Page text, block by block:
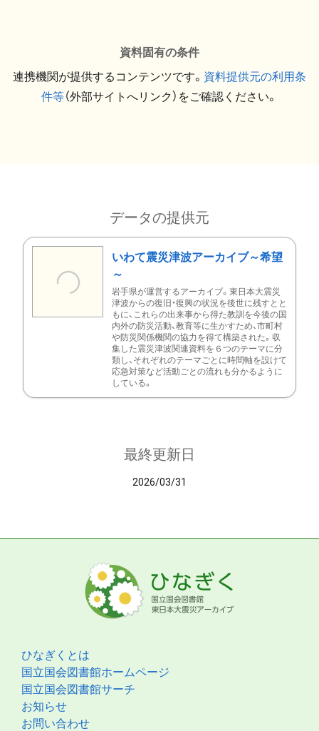
資料固有の条件
連携機関が提供するコンテンツです。 資料提供元の利用条
件等（外部サイトへリンク）をご確認ください。
データの提供元
いわて震災津波アーカイブ～希望
～
岩手県が運営するアーカイブ。東日本大震災
津波からの復旧・復興の状況を後世に残すとと
もに、これらの出来事から得た教訓を今後の国
内外の防災活動、教育等に生かすため、市町村
や防災関係機関の協力を得て構築された。収
集した震災津波関連資料を６つのテーマに分
類し、それぞれのテーマごとに時間軸を設けて
応急対策など活動ごとの流れも分かるように
している。
最終更新日
2026/03/31
ひなぎくとは
国立国会図書館ホームページ
国立国会図書館サーチ
お知らせ
お問い合わせ